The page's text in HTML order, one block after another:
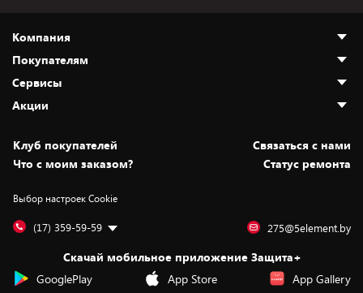
Компания
О нас
Адреса магазинов
Новости
Статьи и обзоры
Вакансии
Дай пять добру!
Покупателям
Как сделать заказ
Оплата и доставка
Безналичный расчёт
Обмен и возврат товара
Обработка персональных данных
Подарочные карты
Сервисы
Установка техники
Для игровых консолей
Для мобильных устройств
Для компьютеров
Сервисные центры
Акции
Скидки и промокоды
Белорусские товары
Бонусы
Оплата частями
Уценка
Клуб покупателей
Cвязаться с нами
Что с моим заказом?
Статус ремонта
Выбор настроек Cookie
(17) 359-59-59 275@5element.by
Скачай мобильное приложение Защита+
GooglePlay
App Store App Gallery